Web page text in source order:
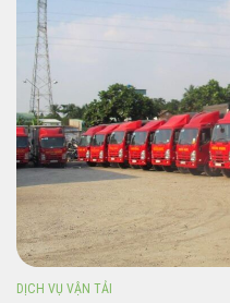
DỊCH VỤ VẬN TẢI